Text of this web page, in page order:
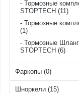
Тормозные
STOPTECH (11)
Тормозные
(1)
Тормозные
STOPTECH (6)
Фаркопы (0)
Шноркели (15)